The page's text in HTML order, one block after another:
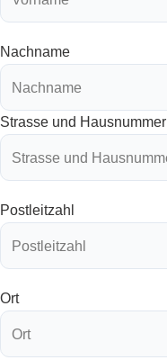
Nachname
Strasse und Hausnummer
Postleitzahl
Ort